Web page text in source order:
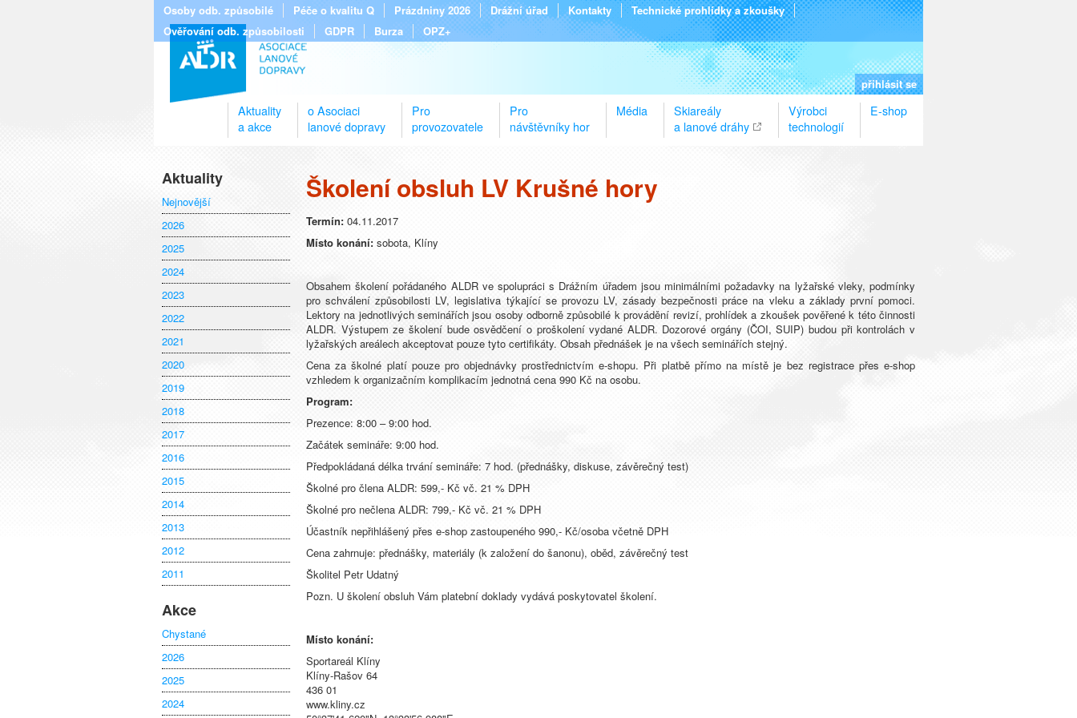
Osoby odb. způsobilé Péče o kvalitu Q Prázdniny 2026 Drážní úřad Kontakty
Technické prohlídky a zkoušky
Ověřování odb. způsobilosti
GDPR Burza OPZ+
přihlásit se
Aktuality
a akce
o Asociaci
lanové dopravy
Pro
provozovatele
Pro
návštěvníky hor
Média
Skiareály
a lanové dráhy
Výrobci
technologií
E-shop
Aktuality
Nejnovější
2026
2025
2024
2023
2022
2021
2020
2019
2018
2017
2016
2015
2014
2013
2012
2011
Akce
Chystané
2026
2025
2024
Školení obsluh LV Krušné hory
Termín: 04.11.2017
Místo konání: sobota, Klíny
Obsahem školení pořádaného ALDR ve spolupráci s Drážním úřadem jsou minimálními požadavky na lyžařské vleky, podmínky
pro schválení způsobilosti LV, legislativa týkající se provozu LV, zásady bezpečnosti práce na vleku a základy první pomoci.
Lektory na jednotlivých seminářích jsou osoby odborně způsobilé k provádění revizí, prohlídek a zkoušek pověřené k této činnosti
ALDR. Výstupem ze školení bude osvědčení o proškolení vydané ALDR. Dozorové orgány (ČOI, SUIP) budou při kontrolách v
lyžařských areálech akceptovat pouze tyto certifikáty. Obsah přednášek je na všech seminářích stejný.
Cena za školné platí pouze pro objednávky prostřednictvím e-shopu. Při platbě přímo na místě je bez registrace přes e-shop
vzhledem k organizačním komplikacím jednotná cena 990 Kč na osobu.
Program:
Prezence: 8:00 – 9:00 hod.
Začátek semináře: 9:00 hod.
Předpokládaná délka trvání semináře: 7 hod. (přednášky, diskuse, závěrečný test)
Školné pro člena ALDR: 599,- Kč vč. 21 % DPH
Školné pro nečlena ALDR: 799,- Kč vč. 21 % DPH
Účastník nepřihlášený přes e-shop zastoupeného 990,- Kč/osoba včetně DPH
Cena zahrnuje: přednášky, materiály (k založení do šanonu), oběd, závěrečný test
Školitel Petr Udatný
Pozn. U školení obsluh Vám platební doklady vydává poskytovatel školení.
Místo konání:
Sportareál Klíny
Klíny-Rašov 64
436 01
www.kliny.cz